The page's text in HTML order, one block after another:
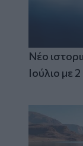
Νέο
Ιούλιο με